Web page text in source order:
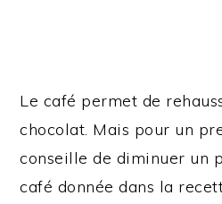
Le café permet de
chocolat. Mais pour un
conseille de diminuer un
café donnée dans la